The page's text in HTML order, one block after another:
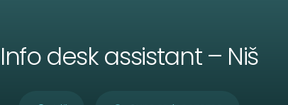
Info desk assistant – Niš